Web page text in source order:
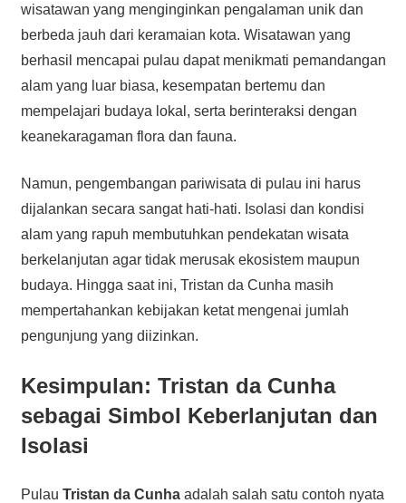
wisatawan yang menginginkan pengalaman unik dan
berbeda jauh dari keramaian kota. Wisatawan yang
berhasil mencapai pulau dapat menikmati pemandangan
alam yang luar biasa, kesempatan bertemu dan
mempelajari budaya lokal, serta berinteraksi dengan
keanekaragaman flora dan fauna.
Namun, pengembangan pariwisata di pulau ini harus
dijalankan secara sangat hati-hati. Isolasi dan kondisi
alam yang rapuh membutuhkan pendekatan wisata
berkelanjutan agar tidak merusak ekosistem maupun
budaya. Hingga saat ini, Tristan da Cunha masih
mempertahankan kebijakan ketat mengenai jumlah
pengunjung yang diizinkan.
Kesimpulan: Tristan da Cunha
sebagai Simbol Keberlanjutan dan
Isolasi
Pulau Tristan da Cunhaadalah salah satu contoh nyata